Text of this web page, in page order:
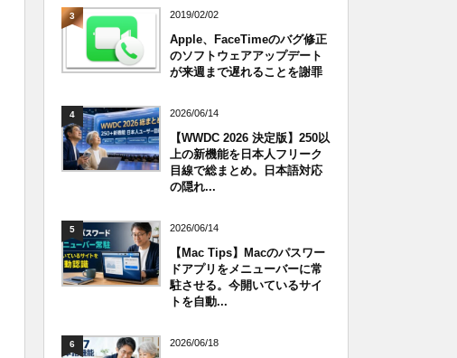
3 2019/02/02
Apple、FaceTimeのバグ修正
のソフトウェアアップデート
が来週まで遅れることを謝罪
4 2026/06/14
【WWDC 2026 決定版】250以
上の新機能を日本人フリーク
目線で総まとめ。日本語対応
の隠れ...
5 2026/06/14
【Mac Tips】Macのパスワー
ドアプリをメニューバーに常
駐させる。今開いているサイ
トを自動...
6 2026/06/18